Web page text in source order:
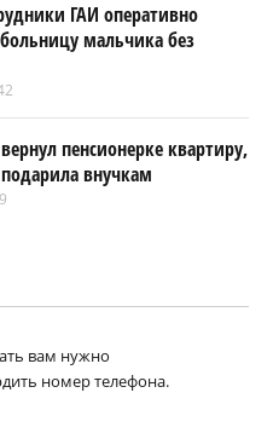
ГАИ оперативно
мальчика без
пенсионерке квартиру,
внучкам
вам нужно
номер телефона.